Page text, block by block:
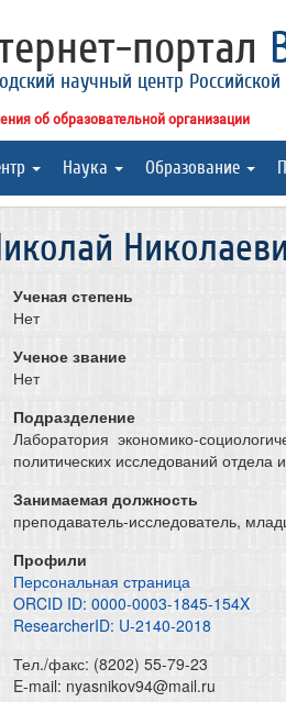
портал
научный центр
об образовательной организации
Наука Образование
Ученая степень
Нет
Ученое звание
Нет
Подразделение
Лаборатория экономико-
политических исследований
Занимаемая должность
преподаватель-исследователь,
Профили
Персональная страница
ORCID ID: 0000-0003-1845-154X
ResearcherID: U-2140-2018
Тел./факс: (8202) 55-79-23
E-mail: nyasnikov94@mail.ru